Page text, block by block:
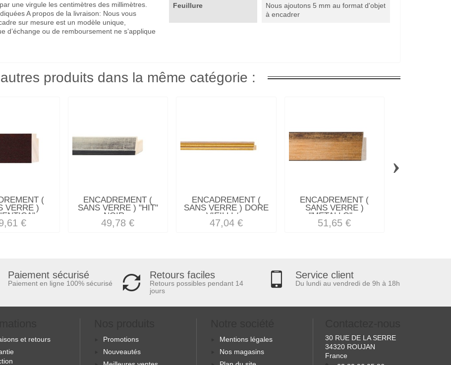
une virgule les centimètres des millimètres.
A propos de la livraison: Nous vous
sur mesure est un modèle unique,
d’échange ou de remboursement ne s’applique
Feuillure
Nous ajoutons 5 mm au format d'objet
à encadrer
produits dans la même catégorie :
(
VERRE )
€
ENCADREMENT (
SANS VERRE ) "HIT"
NOIR...
49,78 €
ENCADREMENT (
SANS VERRE ) DORE
VIEILLI /...
47,04 €
ENCADREMENT (
SANS VERRE )
"METALLO"...
51,65 €
›
Paiement sécurisé
Paiement en ligne 100% sécurisé
Retours faciles
Retours possibles pendant 14
jours
Service client
Du lundi au vendredi de 9h à 18h
et retours
Promotions
Nouveautés
Mentions légales
Nos magasins
30 RUE DE LA SERRE
34320 ROUJAN
France